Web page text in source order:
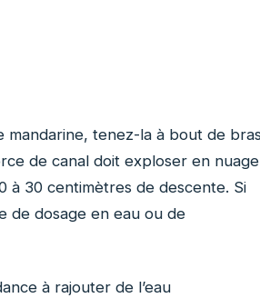
mandarine, tenez-la à bout de
de canal doit exploser en nuage
à 30 centimètres de descente. Si
de dosage en eau ou de
à rajouter de l’eau